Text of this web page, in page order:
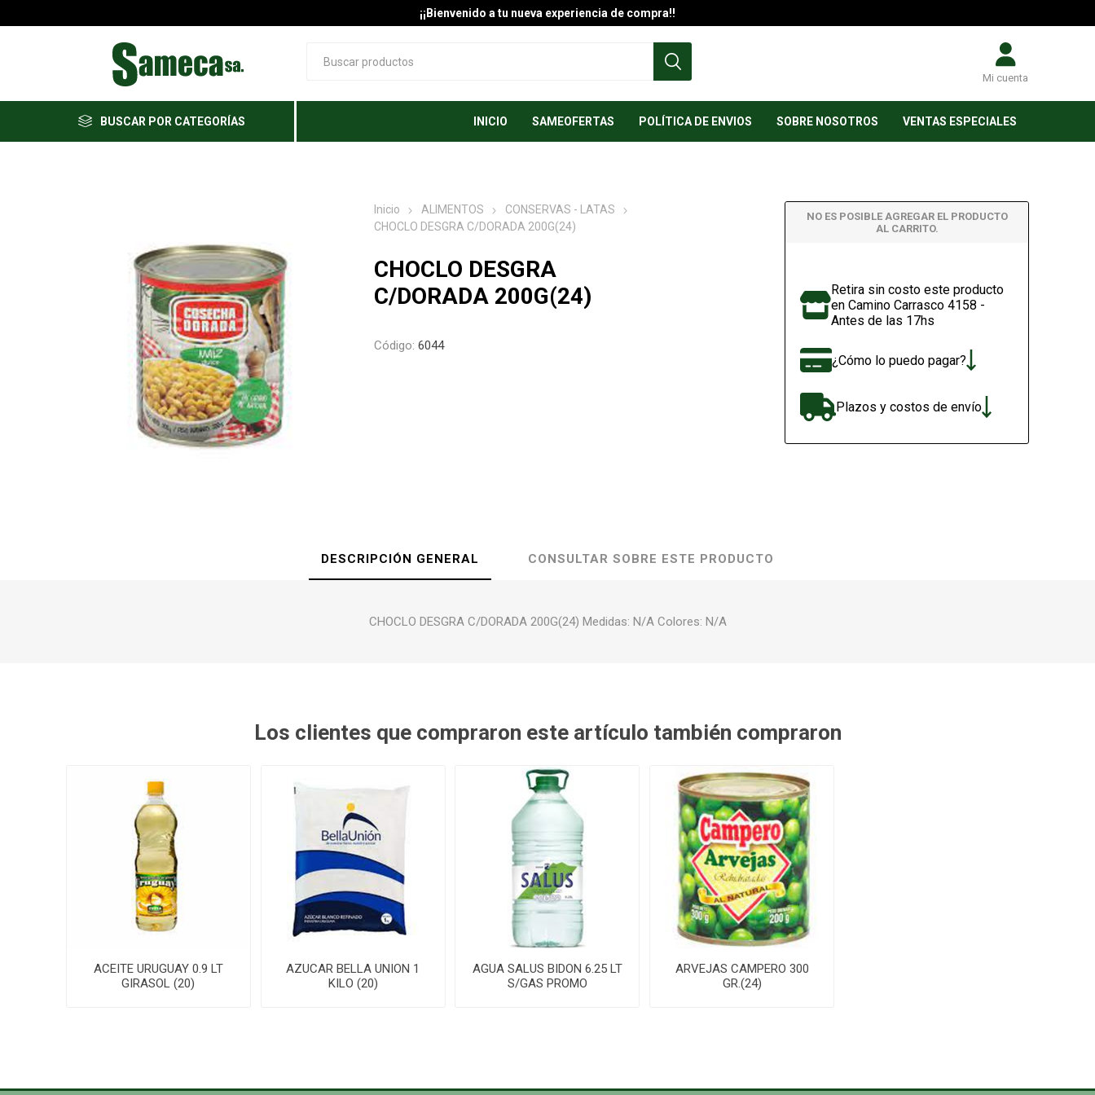
¡¡Bienvenido a tu nueva experiencia de compra!!
Mi cuenta
BUSCAR POR CATEGORÍAS INICIO SAMEOFERTAS POLÍTICA DE ENVIOS SOBRE NOSOTROS VENTAS ESPECIALES
Inicio ALIMENTOS
CONSERVAS - LATAS
CHOCLO DESGRA C/DORADA 200G(24)
CHOCLO DESGRA
C/DORADA 200G(24)
Código: 6044
NO ES POSIBLE AGREGAR EL PRODUCTO
AL CARRITO.
Retira sin costo este producto
en Camino Carrasco 4158 -
Antes de las 17hs
¿Cómo lo puedo pagar?
Plazos y costos de envío
DESCRIPCIÓN GENERAL CONSULTAR SOBRE ESTE PRODUCTO
CHOCLO DESGRA C/DORADA 200G(24) Medidas: N/A Colores: N/A
Los clientes que compraron este artículo también compraron
ACEITE URUGUAY 0.9 LT
GIRASOL (20)
AZUCAR BELLA UNION 1
KILO (20)
AGUA SALUS BIDON 6.25 LT
S/GAS PROMO
ARVEJAS CAMPERO 300
GR.(24)